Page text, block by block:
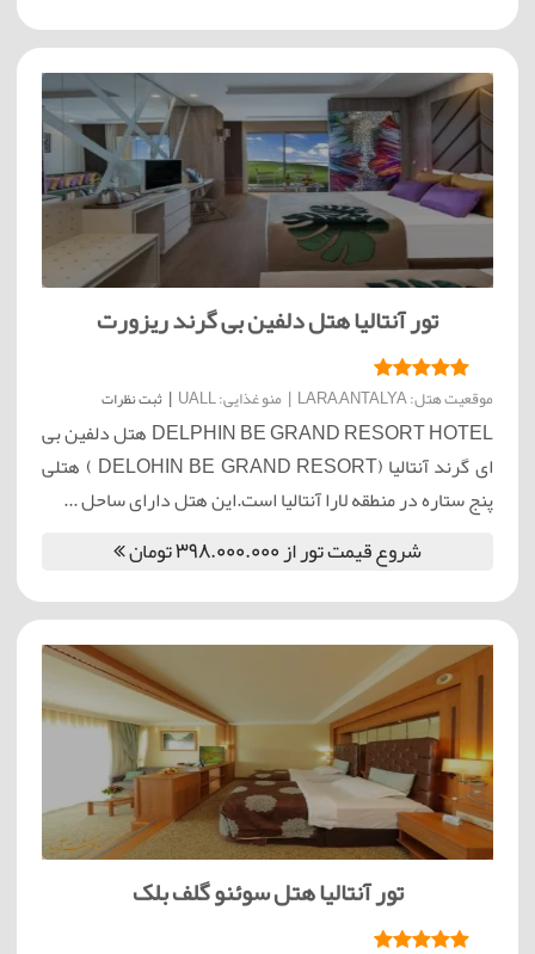
تور آنتالیا هتل دلفین بی گرند ریزورت
موقعیت هتل: LARA,ANTALYA | منو غذایی: UALL | ثبت نظرات
DELPHIN BE GRAND RESORT HOTEL هتل دلفین بی
ای گرند آنتالیا (DELOHIN BE GRAND RESORT ) هتلی
پنج ستاره در منطقه لارا آنتالیا است.این هتل دارای ساحل ...
شروع قیمت تور از 398.000.000 تومان
تور آنتالیا هتل سوئنو گلف بلک